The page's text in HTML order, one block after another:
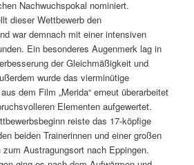
Nachwuchspokal nominiert.
dieser Wettbewerb den
war demnach mit einer intensiven
Ein besonderes Augenmerk lag in
der Gleichmäßigkeit und
wurde das vierminütige
dem Film „Merida“ erneut überarbeitet
Elementen aufgewertet.
reiste das 17-köpfige
beiden Trainerinnen und einer großen
Austragungsort nach Eppingen.